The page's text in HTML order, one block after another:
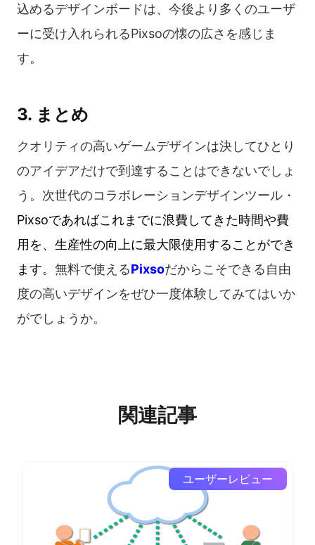
込めるデザインボードは、今後より多くのユーザ
ーに受け入れられるPixsoの懐の広さを感じま
す。
3. まとめ
クオリティの高いゲームデザインは決してひとり
のアイデアだけで到達することはできないでしょ
う。次世代のコラボレーションデザインツール・
Pixsoであればこれまでに浪費してきた時間や費
用を、生産性の向上に最大限使用することができ
ます。 無料で使えるPixsoだからこそできる自由
度の高いデザインをぜひ一度体験してみてはいか
がでしょうか。
関連記事
ユーザーレビュー